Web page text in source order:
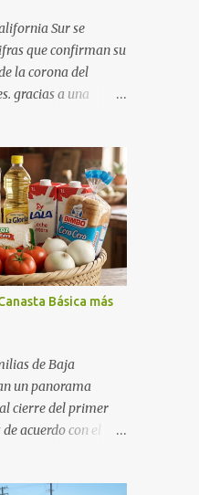
Sur se
que confirman su
la corona del
gracias a una
la entidad
marcado por una
una
y una
precedentes. Las
periodo vacacional
estatal que
la sorpresa del
estado. Comondú
con un
creciente en el
siguen destinos
58%. Mulegé:
Básica más
de Baja
un panorama
cierre del primer
acuerdo con el